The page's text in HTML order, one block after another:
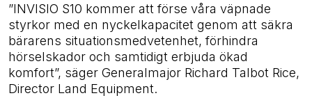
”INVISIO S10 kommer att förse våra väpnade
styrkor med en nyckelkapacitet genom att säkra
bärarens situationsmedvetenhet, förhindra
hörselskador och samtidigt erbjuda ökad
komfort”, säger Generalmajor Richard Talbot Rice,
Director Land Equipment.